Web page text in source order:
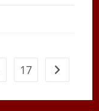
17 Zur